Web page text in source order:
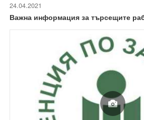
24.04.2021
Важна информация за търсещите